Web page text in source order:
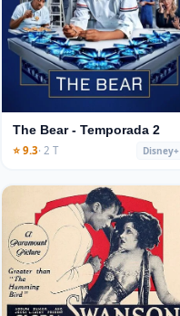
The Bear - Temporada 2
⭐ 9.3· 2 T Disney+